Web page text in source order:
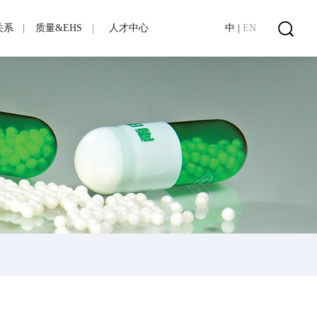
中 EN
系 质量&EHS 人才中心